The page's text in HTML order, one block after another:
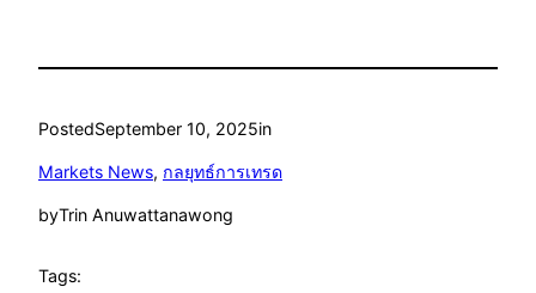
PostedSeptember 10, 2025in
Markets News, กลยุทธ์การเทรด
byTrin Anuwattanawong
Tags: